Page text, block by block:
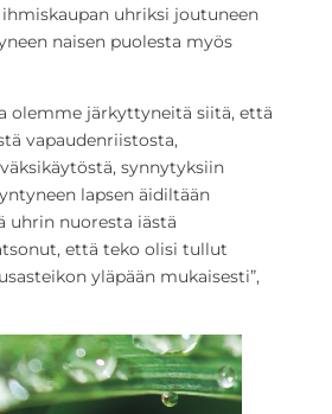
uhriksi joutuneen
naisen puolesta myös
olemme järkyttyneitä siitä, että
vapaudenriistosta,
synnytyksiin
lapsen äidiltään
uhrin nuoresta iästä
että teko olisi tullut
yläpään mukaisesti”,